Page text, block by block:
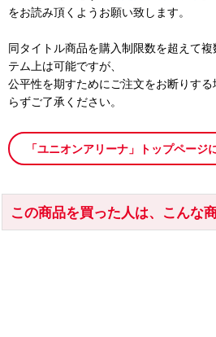
をお読み頂くようお願い致します。
同タイトル商品を購入制限数を超えて
テム上は可能ですが、
公平性を期すためにご注文をお断りす
らずご了承ください。
「ユニオンアリーナ」トップページ
この商品を買った人は、こんな